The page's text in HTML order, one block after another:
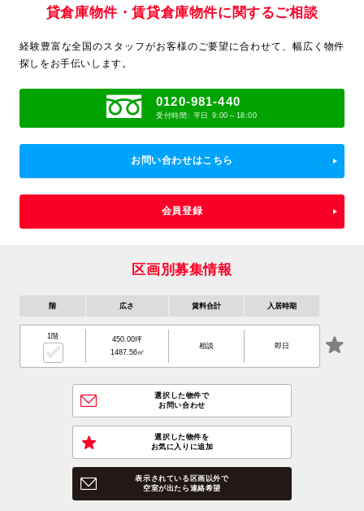
貸倉庫物件・賃貸倉庫物件に関するご相談
経験豊富な全国のスタッフがお客様のご要望に合わせて、 幅広く物件
探しをお手伝いします。
0120-981-440
受付時間: 平日 9:00～18:00
お問い合わせはこちら
会員登録
区画別募集情報
階 広さ 賃料合計 入居時期
1階
450.00坪
1487.56㎡
相談 即日
選択した物件で
お問い合わせ
選択した物件を
お気に入りに追加
表示されている区画以外で
空室が出たら連絡希望